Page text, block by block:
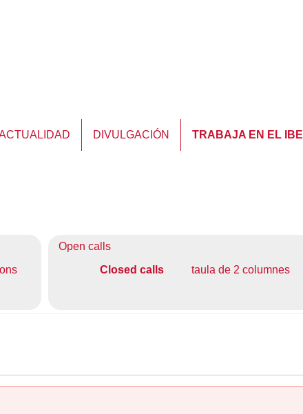
DIVULGACIÓN TRABAJA EN EL IBE
Open calls
Closed calls
taula de 2 columnes